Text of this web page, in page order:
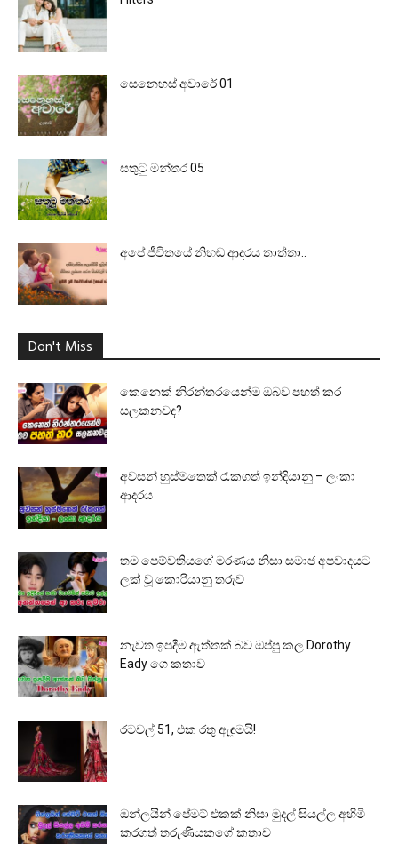
සෙනෙහස් අවාරේ 01
සතුටු මන්තර 05
අපේ ජීවිතයේ නිහඬ ආදරය තාත්තා..
Don't Miss
කෙනෙක් නිරන්තරයෙන්ම ඔබව පහත් කර
සලකනවද?
අවසන් හුස්මතෙක් රැකගත් ඉන්දියානු – ලංකා
ආදරය
තම පෙම්වතියගේ මරණය නිසා සමාජ අපවාදයට
ලක් වූ කොරියානු තරුව
නැවත ඉපදීම ඇත්තක් බව ඔප්පු කල Dorothy
Eady ගෙ කතාව
රටවල් 51, එක රතු ඇඳුමයි!
ඔන්ලයින් පේමට් එකක් නිසා මුදල් සියල්ල අහිමි
කරගත් තරුණියකගේ කතාව